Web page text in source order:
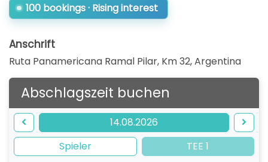
100 bookings · Rising interest
Anschrift
Ruta Panamericana Ramal Pilar, Km 32,Argentina
Abschlagszeit buchen
14.08.2026
Spieler
TEE 1